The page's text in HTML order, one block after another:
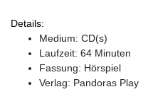
Details:
Medium: CD(s)
Laufzeit: 64 Minuten
Fassung: Hörspiel
Verlag: Pandoras Play